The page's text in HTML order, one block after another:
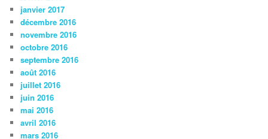
janvier 2017
décembre 2016
novembre 2016
octobre 2016
septembre 2016
août 2016
juillet 2016
juin 2016
mai 2016
avril 2016
mars 2016